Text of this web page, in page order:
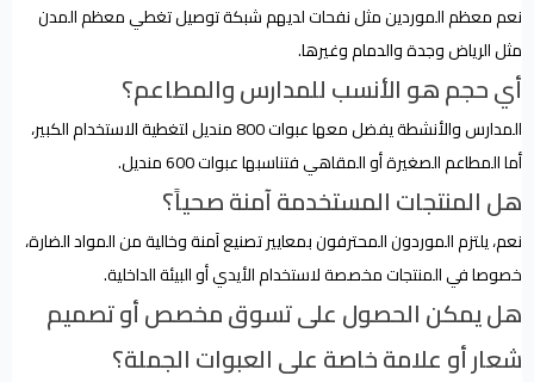
نعم معظم الموردين مثل نفحات لديهم شبكة توصيل تغطي معظم المدن
مثل الرياض وجدة والدمام وغيرها.
أي حجم هو الأنسب للمدارس والمطاعم؟
المدارس والأنشطة يفضل معها عبوات 800 منديل لتغطية الاستخدام الكبير،
أما المطاعم الصغيرة أو المقاهي فتناسبها عبوات 600 منديل.
هل المنتجات المستخدمة آمنة صحياً؟
نعم، يلتزم الموردون المحترفون بمعايير تصنيع آمنة وخالية من المواد الضارة،
خصوصا في المنتجات مخصصة لاستخدام الأيدي أو البيئة الداخلية.
هل يمكن الحصول على تسوق مخصص أو تصميم
شعار أو علامة خاصة على العبوات الجملة؟